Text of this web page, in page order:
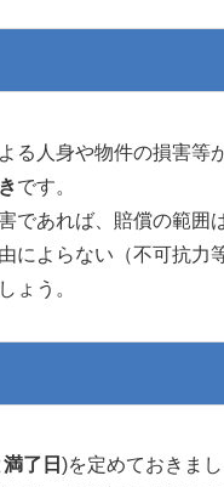
人身や物件の損害等
です。
あれば、賠償の範囲
よらない（不可抗力
ょう。
了日 )を定めておきま